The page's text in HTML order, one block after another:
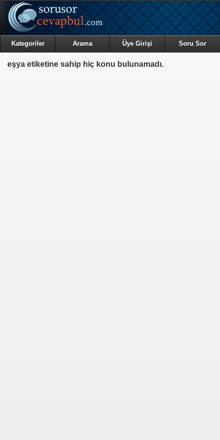
Kategoriler Arama Üye Girişi Soru Sor
eşya etiketine sahip hiç konu bulunamadı.